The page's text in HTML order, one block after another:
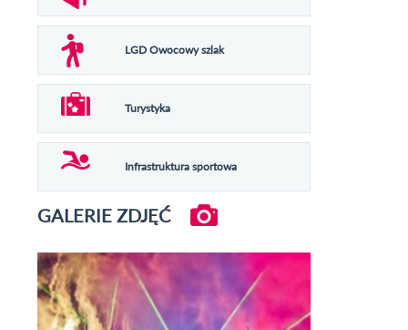
LGD Owocowy szlak
Turystyka
Infrastruktura sportowa
GALERIE ZDJĘĆ